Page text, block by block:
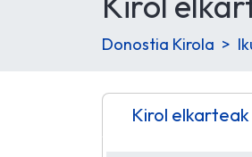
Donostia Kirola
Kirol elkarteak